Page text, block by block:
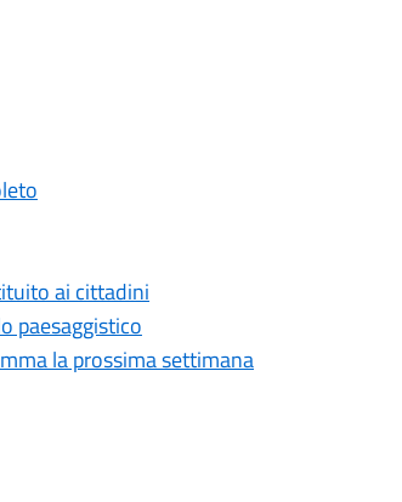
ai cittadini
paesaggistico
la prossima settimana